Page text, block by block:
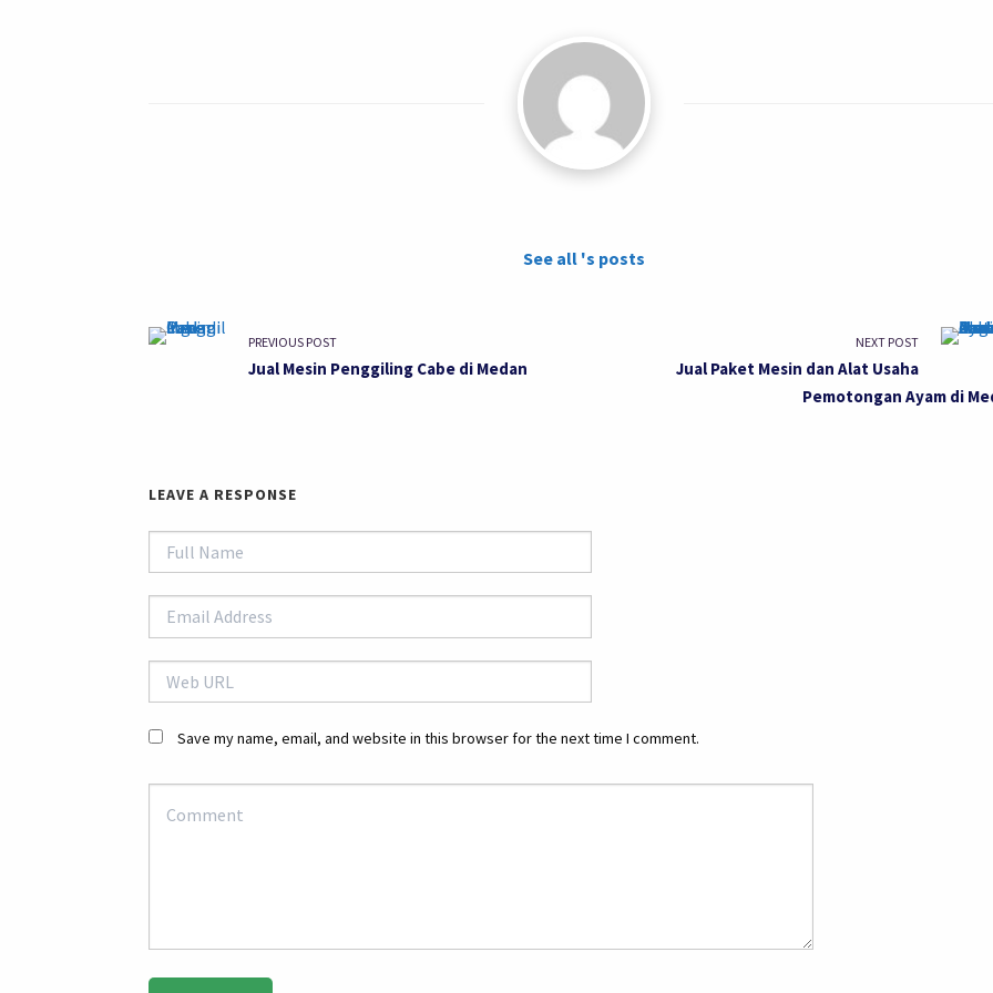
See all 's posts
PREVIOUS POST
Jual Mesin Penggiling Cabe di Medan
NEXT POST
Jual Paket Mesin dan Alat Usaha
Pemotongan Ayam di
LEAVE A RESPONSE
Save my name, email, and website in this browser for the next time I comment.